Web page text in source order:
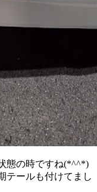
態の時ですね(*^^*)
テールも付けてまし